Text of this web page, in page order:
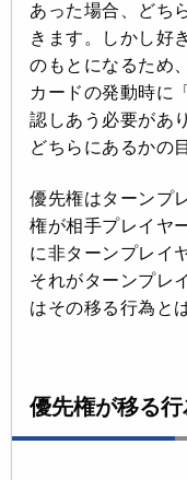
あった場合、どち
きます。しかし好
のもとになるため
カードの発動時に
認しあう必要があ
どちらにあるかの
優先権はターンプ
権が相手プレイヤ
に非ターンプレイ
それがターンプレ
はその移る行為と
優先権が移る